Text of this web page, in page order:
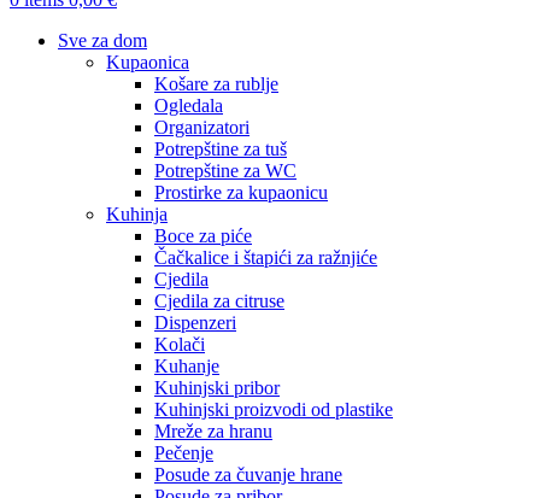
Sve za dom
Kupaonica
Košare za rublje
Ogledala
Organizatori
Potrepštine za tuš
Potrepštine za WC
Prostirke za kupaonicu
Kuhinja
Boce za piće
Čačkalice i štapići za ražnjiće
Cjedila
Cjedila za citruse
Dispenzeri
Kolači
Kuhanje
Kuhinjski pribor
Kuhinjski proizvodi od plastike
Mreže za hranu
Pečenje
Posude za čuvanje hrane